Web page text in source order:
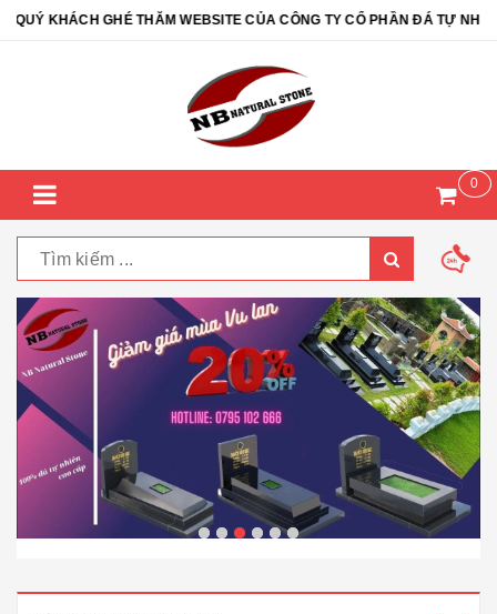
KHÁCH GHÉ THĂM WEBSITE CỦA CÔNG TY CỔ PHẦN ĐÁ TỰ NHIÊN
0